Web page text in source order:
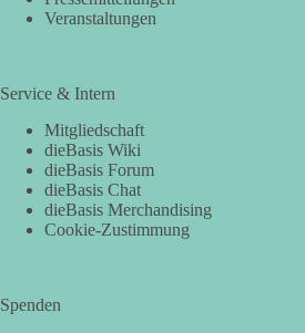
Veranstaltungen
Service & Intern
Mitgliedschaft
dieBasis Wiki
dieBasis Forum
dieBasis Chat
dieBasis Merchandising
Cookie-Zustimmung
Spenden